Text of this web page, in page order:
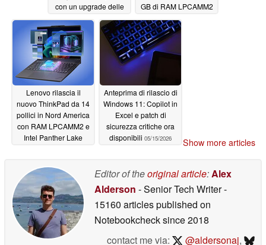
con un upgrade delle
un display Mini LED 4K
05/16/2026
GB di RAM LPCAMM2
05/16/2026
Lenovo rilascia il
nuovo ThinkPad da 14
pollici in Nord America
con RAM LPCAMM2 e
Intel Panther Lake
Anteprima di rilascio di
Windows 11: Copilot in
Excel e patch di
sicurezza critiche ora
disponibili 05/15/2026 Show more articles
Editor of theoriginal article:Alex
Alderson - Senior Tech Writer-
15160 articles published on
Notebookchecksince 2018
contact me via:
@aldersonaj,